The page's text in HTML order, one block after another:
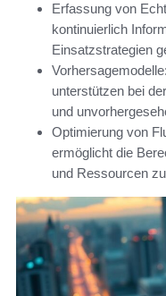
Erfassung von
kontinuierlich
Einsatzstrategien
unterstützen bei
und
Optimierung von
ermöglicht die
und Ressourcen